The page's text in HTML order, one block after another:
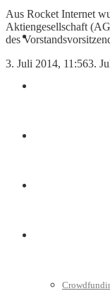
Finanzen
Aus Rocket Internet
Aktiengesellschaft
des
3. Juli 2014, 11:563.